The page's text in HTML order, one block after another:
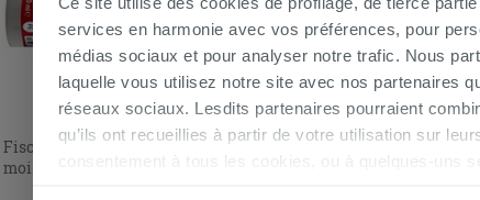
services en harmonie avec vos préférences, pour
médias sociaux et pour analyser notre trafic. Nous
laquelle vous utilisez notre site avec nos partenaires
réseaux sociaux. Lesdits partenaires pourraient
qu’ils ont recueillies à partir de votre utilisation sur
consentement à tous les cookies, ou à quelques-uns
Fischer® silicone acétique anti-
moisissure transparent
Colonne